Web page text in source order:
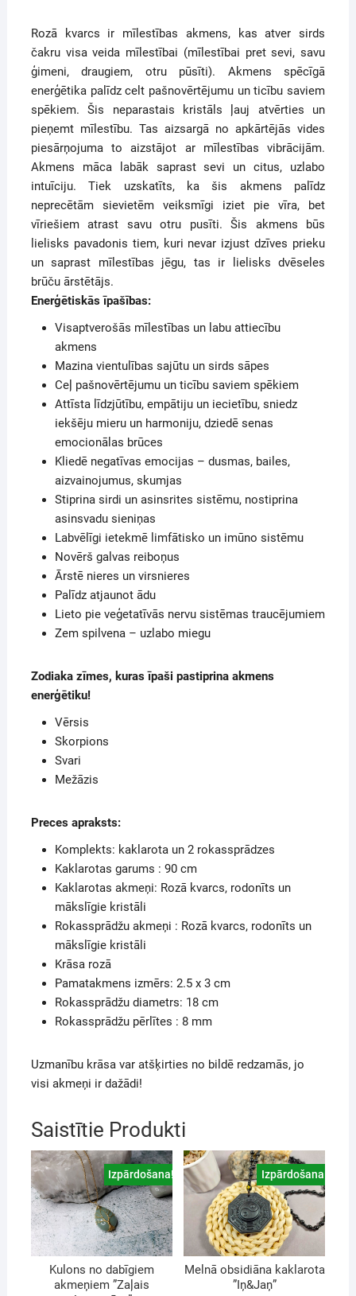
Rozā kvarcs ir mīlestības akmens, kas atver sirds
čakru visa veida mīlestībai (mīlestībai pret sevi, savu
ģimeni, draugiem, otru pūsīti). Akmens spēcīgā
enerģētika palīdz celt pašnovērtējumu un ticību saviem
spēkiem. Šis neparastais kristāls ļauj atvērties un
pieņemt mīlestību. Tas aizsargā no apkārtējās vides
piesārņojuma to aizstājot ar mīlestības vibrācijām.
Akmens māca labāk saprast sevi un citus, uzlabo
intuīciju. Tiek uzskatīts, ka šis akmens palīdz
neprecētām sievietēm veiksmīgi iziet pie vīra, bet
vīriešiem atrast savu otru pusīti. Šis akmens būs
lielisks pavadonis tiem, kuri nevar izjust dzīves prieku
un saprast mīlestības jēgu, tas ir lielisks dvēseles
brūču ārstētājs.
Enerģētiskās īpašības:
Visaptverošās mīlestības un labu attiecību
akmens
Mazina vientulības sajūtu un sirds sāpes
Ceļ pašnovērtējumu un ticību saviem spēkiem
Attīsta līdzjūtību, empātiju un iecietību, sniedz
iekšēju mieru un harmoniju, dziedē senas
emocionālas brūces
Kliedē negatīvas emocijas – dusmas, bailes,
aizvainojumus, skumjas
Stiprina sirdi un asinsrites sistēmu, nostiprina
asinsvadu sieniņas
Labvēlīgi ietekmē limfātisko un imūno sistēmu
Novērš galvas reiboņus
Ārstē nieres un virsnieres
Palīdz atjaunot ādu
Lieto pie veģetatīvās nervu sistēmas traucējumiem
Zem spilvena – uzlabo miegu
Zodiaka zīmes, kuras īpaši pastiprina akmens
enerģētiku!
Vērsis
Skorpions
Svari
Mežāzis
Preces apraksts:
Komplekts: kaklarota un 2 rokassprādzes
Kaklarotas garums : 90 cm
Kaklarotas akmeņi: Rozā kvarcs, rodonīts un
mākslīgie kristāli
Rokassprādžu akmeņi : Rozā kvarcs, rodonīts un
mākslīgie kristāli
Krāsa rozā
Pamatakmens izmērs: 2.5 x 3 cm
Rokassprādžu diametrs: 18 cm
Rokassprādžu pērlītes : 8 mm
Uzmanību krāsa var atšķirties no bildē redzamās, jo
visi akmeņi ir dažādi!
Saistītie Produkti
Izpārdošana!
Kulons no dabīgiem
akmeņiem ”Zaļais
Izpārdošana!
Melnā obsidiāna kaklarota
”Iņ&Jaņ”